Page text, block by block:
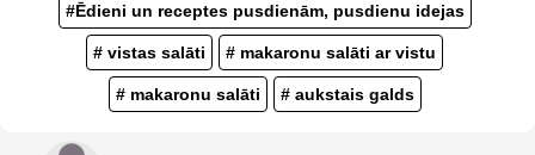
#Ēdieni un receptes pusdienām, pusdienu idejas
# vistas salāti # makaronu salāti ar vistu
# makaronu salāti # aukstais galds